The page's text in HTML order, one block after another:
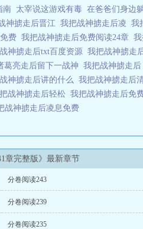
南 太宰说这游戏有毒 在爸爸们身边
神掳走后晋江 我把战神掳走后凌 我
费 我把战神掳走后免费阅读24章
神掳走后txt百度资源 我把战神掳走
葛亮走后留下一战神 我把战神掳走
神掳走后讲的什么 我把战神掳走后
战神掳走后轻松 我把战神掳走后免
战神掳走后凌息免费
章完整版》最新章节
分卷阅读243
分卷阅读239
分卷阅读235